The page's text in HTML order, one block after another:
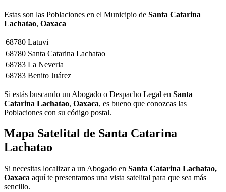
Estas son las Poblaciones en el Municipio de Santa Catarina
Lachatao, Oaxaca
68780 Latuvi
68780 Santa Catarina Lachatao
68783 La Neveria
68783 Benito Juárez
Si estás buscando un Abogado o Despacho Legal en Santa
Catarina Lachatao, Oaxaca, es bueno que conozcas las
Poblaciones con su código postal.
Mapa Satelital de Santa Catarina
Lachatao
Si necesitas localizar a un Abogado en Santa Catarina Lachatao,
Oaxaca aquí te presentamos una vista satelital para que sea más
sencillo.